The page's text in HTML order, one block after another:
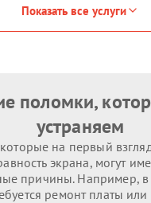
Показать все услуги
поломки,
устраняем
на первый
экрана, могут
причины. Например,
ремонт платы